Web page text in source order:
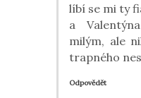
líbí se mi ty
a
milým, ale
trapného
Odpovědět